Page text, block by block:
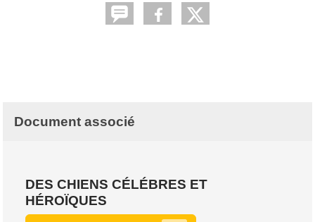
Document associé
DES CHIENS CÉLÉBRES ET
HÉROÏQUES